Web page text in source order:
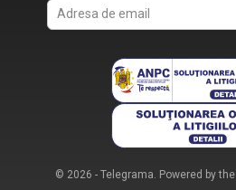
© 2026 - Telegrama. Powered by the